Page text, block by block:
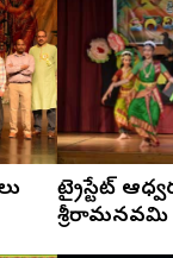
ట్రైస్టేట్
శ్రీరామనవమి